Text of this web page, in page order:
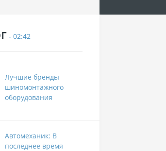
- 02:42
Лучшие бренды
шиномонтажного
оборудования
Автомеханик: В
последнее время